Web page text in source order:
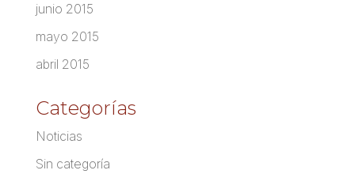
junio 2015
mayo 2015
abril 2015
Categorías
Noticias
Sin categoría